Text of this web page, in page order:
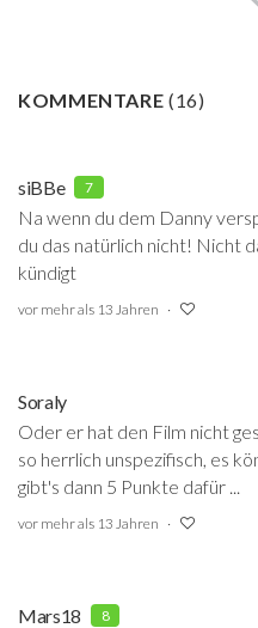
KOMMENTARE(16)
siBBe 7
Na wenn du dem Danny
du das natürlich nicht! Nicht
kündigt
vor mehr als 13 Jahren
Soraly
Oder er hat den Film nicht
so herrlich unspezifisch, es
gibt's dann 5 Punkte dafür ...
vor mehr als 13 Jahren
Mars18 8